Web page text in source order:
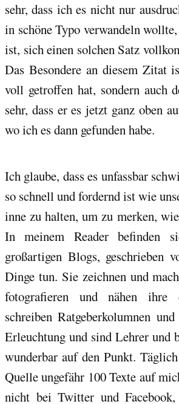
sehr, dass ich es nicht nur
in schöne Typo verwandeln
ist, sich einen solchen Satz
Das Besondere an diesem Zitat
voll getroffen hat, sondern auch
sehr, dass er es jetzt ganz oben
wo ich es dann gefunden habe.
Ich glaube, dass es unfassbar
so schnell und fordernd ist wie
inne zu halten, um zu merken,
In meinem Reader befinden
großartigen Blogs, geschrieben
Dinge tun. Sie zeichnen und
fotografieren und nähen ihre
schreiben Ratgeberkolumnen
Erleuchtung und sind Lehrer und
wunderbar auf den Punkt.
Quelle ungefähr 100 Texte auf
nicht bei Twitter und